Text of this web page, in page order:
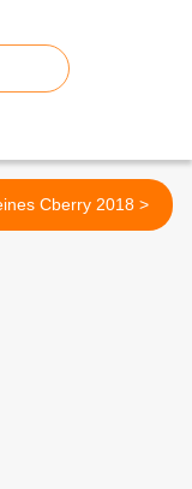
Les reines Cberry 2018 >